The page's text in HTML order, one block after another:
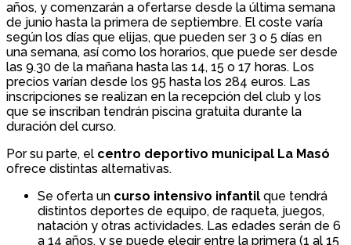
años, y comenzarán a ofertarse desde la última semana
de junio hasta la primera de septiembre. El coste varía
según los días que elijas, que pueden ser 3 o 5 días en
una semana, así como los horarios, que puede ser desde
las 9.30 de la mañana hasta las 14, 15 o 17 horas. Los
precios varían desde los 95 hasta los 284 euros. Las
inscripciones se realizan en la recepción del club y los
que se inscriban tendrán piscina gratuita durante la
duración del curso.
Por su parte, el centro deportivo municipal La Masó
ofrece distintas alternativas.
Se oferta un curso intensivo infantil que tendrá
distintos deportes de equipo, de raqueta, juegos,
natación y otras actividades. Las edades serán de 6
a 14 años, y se puede elegir entre la primera (1 al 15